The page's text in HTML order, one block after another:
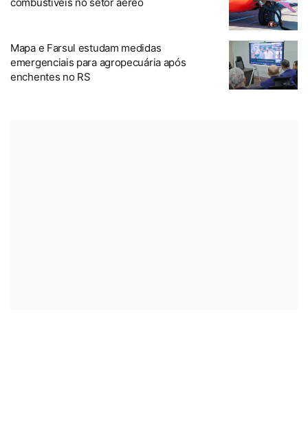
Mapa e Farsul estudam medidas
emergenciais para agropecuária após
enchentes no RS